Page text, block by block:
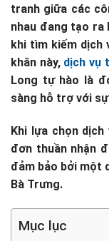
tranh giữa các
nhau đang tạo ra
khi tìm kiếm dịch
khăn này, dịch vụ
Long tự hào là
sàng hỗ trợ với
Khi lựa chọn
đơn thuần nhận
đảm bảo bởi một
Bà Trưng.
Mục lục